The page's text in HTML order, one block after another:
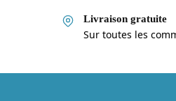
Livraison gratuite
Sur toutes les